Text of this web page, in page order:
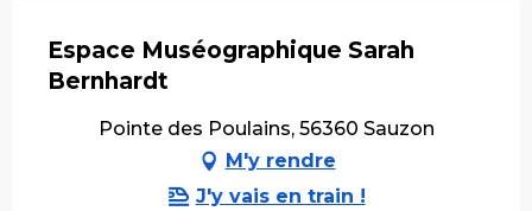
Espace Muséographique Sarah
Bernhardt
Pointe des Poulains, 56360 Sauzon
M'y rendre
J'y vais en train !